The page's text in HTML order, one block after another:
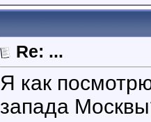
Re: ...
Я как
запада